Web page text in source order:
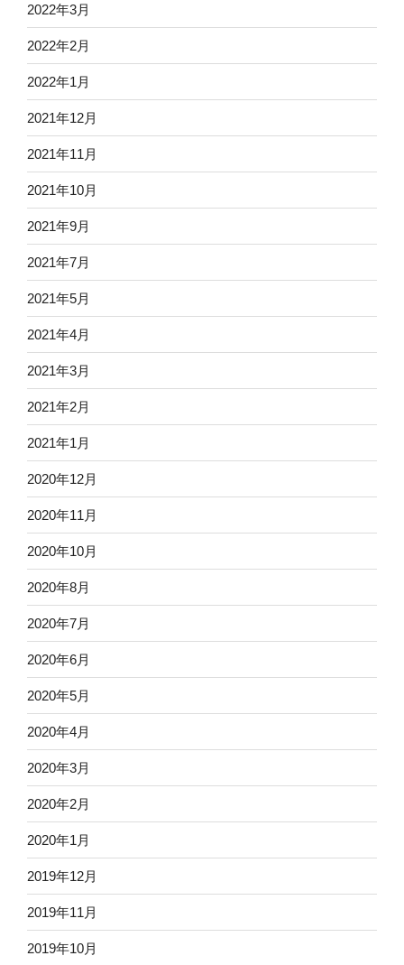
2022年3月
2022年2月
2022年1月
2021年12月
2021年11月
2021年10月
2021年9月
2021年7月
2021年5月
2021年4月
2021年3月
2021年2月
2021年1月
2020年12月
2020年11月
2020年10月
2020年8月
2020年7月
2020年6月
2020年5月
2020年4月
2020年3月
2020年2月
2020年1月
2019年12月
2019年11月
2019年10月